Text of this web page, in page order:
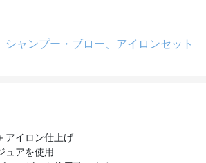
シャンプー・ブロー、アイロンセット
アイロン仕上げ
ュアを使用